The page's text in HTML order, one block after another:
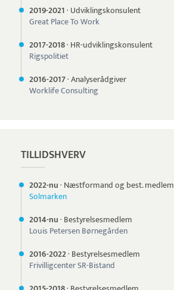
2019-2021· Udviklingskonsulent
Great Place To Work
2017-2018· HR-udviklingskonsulent
Rigspolitiet
2016-2017·Analyserådgiver
Worklife Consulting
TILLIDSHVERV
2022-nu· Næstformand og best. medlem
Solmarken
2014-nu· Bestyrelsesmedlem
Louis Petersen Børnegården
2016-2022· Bestyrelsesmedlem
Frivilligcenter SR-Bistand